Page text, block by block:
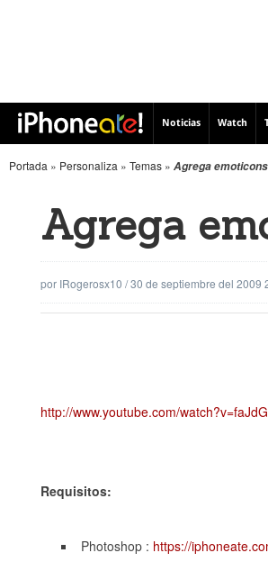
Noticias Watch
Portada » Personaliza » Temas » Agrega
Agrega
por IRogerosx10 /30 de septiembre del 2009
http://www.youtube.com/
Requisitos:
Photoshop : https://